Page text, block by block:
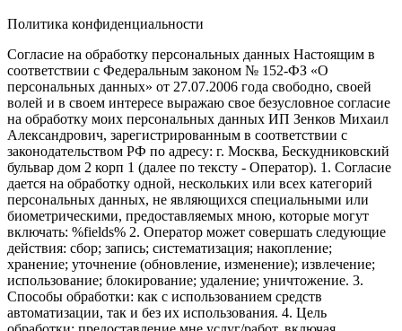
Политика конфиденциальности
Согласие на обработку персональных данных Настоящим в
соответствии с Федеральным законом № 152-ФЗ «О
персональных данных» от 27.07.2006 года свободно, своей
волей и в своем интересе выражаю свое безусловное согласие
на обработку моих персональных данных ИП Зенков Михаил
Александрович, зарегистрированным в соответствии с
законодательством РФ по адресу: г. Москва, Бескудниковский
бульвар дом 2 корп 1 (далее по тексту - Оператор). 1. Согласие
дается на обработку одной, нескольких или всех категорий
персональных данных, не являющихся специальными или
биометрическими, предоставляемых мною, которые могут
включать: %fields% 2. Оператор может совершать следующие
действия: сбор; запись; систематизация; накопление;
хранение; уточнение (обновление, изменение); извлечение;
использование; блокирование; удаление; уничтожение. 3.
Способы обработки: как с использованием средств
автоматизации, так и без их использования. 4. Цель